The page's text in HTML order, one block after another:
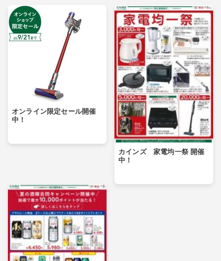
オンライン限定セール開催
中！
カインズ 家電均一祭 開催
中！